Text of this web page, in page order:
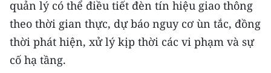
ENGLISH
中文
FRANÇAIS
quản lý có thể điều tiết đèn tín hiệu giao thông
theo thời gian thực, dự báo nguy cơ ùn tắc, đồng
thời phát hiện, xử lý kịp thời các vi phạm và sự
cố hạ tầng.